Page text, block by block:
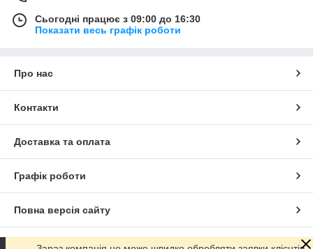
Сьогодні працює з 09:00 до 16:30
Показати весь графік роботи
Про нас
Контакти
Доставка та оплата
Графік роботи
Повна версія сайту
Сайт створено на маркетплейсі Prom.ua